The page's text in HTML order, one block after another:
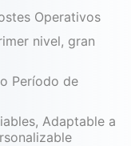
Operativos
nivel, gran
Período de
Adaptable a